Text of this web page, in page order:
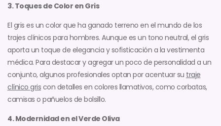
3. Toques de Color en Gris
El gris es un color que ha ganado terreno en el mundo de los
trajes clínicos para hombres. Aunque es un tono neutral, el gris
aporta un toque de elegancia y sofisticación a la vestimenta
médica. Para destacar y agregar un poco de personalidad a un
conjunto, algunos profesionales optan por acentuar su traje
clínico gris con detalles en colores llamativos, como corbatas,
camisas o pañuelos de bolsillo.
4. Modernidad en el Verde Oliva